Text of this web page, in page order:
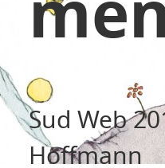
Sud Web
Hoffmann